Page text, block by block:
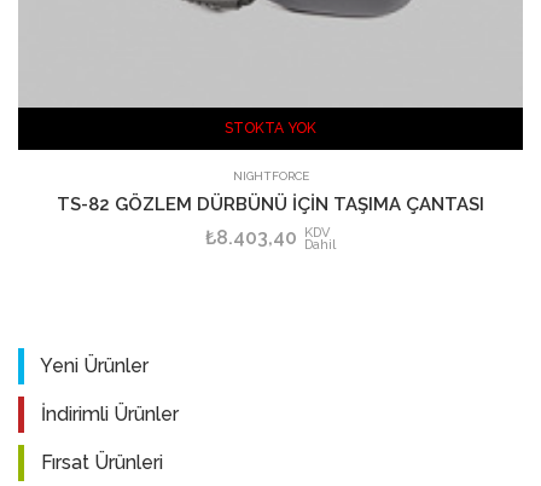
STOKTA YOK
SEPETE EKLE
NIGHTFORCE
TS-82 GÖZLEM DÜRBÜNÜ İÇİN TAŞIMA ÇANTASI
₺8.403,40 KDV
Dahil
Yeni Ürünler
İndirimli Ürünler
Fırsat Ürünleri